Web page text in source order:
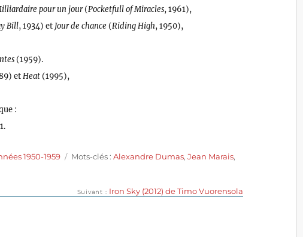
pour un jour(Pocketfull of Miracles, 1961),
Bill, 1934) et Jour de chance(Riding High, 1950),
(1959).
et Heat(1995),
:
1950-1959 Étiquettes
Mots-clés :Alexandre Dumas,Jean Marais,
Suivant
Publication
Iron Sky (2012) de Timo Vuorensola